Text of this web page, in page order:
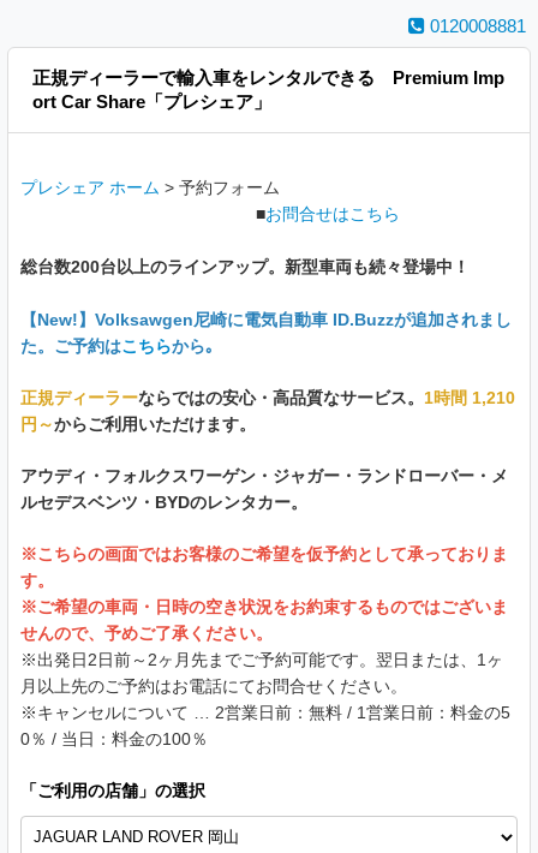
0120008881
正規ディーラーで輸入車をレンタルできる Premium Imp
ort Car Share「プレシェア」
プレシェア ホーム > 予約フォーム
■お問合せはこちら
総台数200台以上のラインアップ。新型車両も続々登場中！
【New!】Volksawgen尼崎に電気自動車 ID.Buzzが追加されまし
た。ご予約はこちらから｡
正規ディーラーならではの安心・高品質なサービス。 1時間 1,210
円～からご利用いただけます。
アウディ・フォルクスワーゲン・ジャガー・ランドローバー・メ
ルセデスベンツ・BYDのレンタカー。
※こちらの画面ではお客様のご希望を仮予約として承っておりま
す。
※ご希望の車両・日時の空き状況をお約束するものではございま
せんので、予めご了承ください。
※出発日2日前～2ヶ月先までご予約可能です。翌日または、1ヶ
月以上先のご予約はお電話にてお問合せください。
※キャンセルについて … 2営業日前：無料 / 1営業日前：料金の5
0％ / 当日：料金の100％
「ご利用の店舗 」の選択